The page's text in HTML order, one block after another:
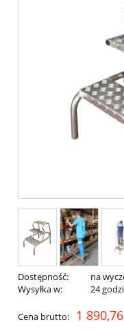
Dostępność:
na
Wysyłka w:
24
Cena brutto: 1 890,76